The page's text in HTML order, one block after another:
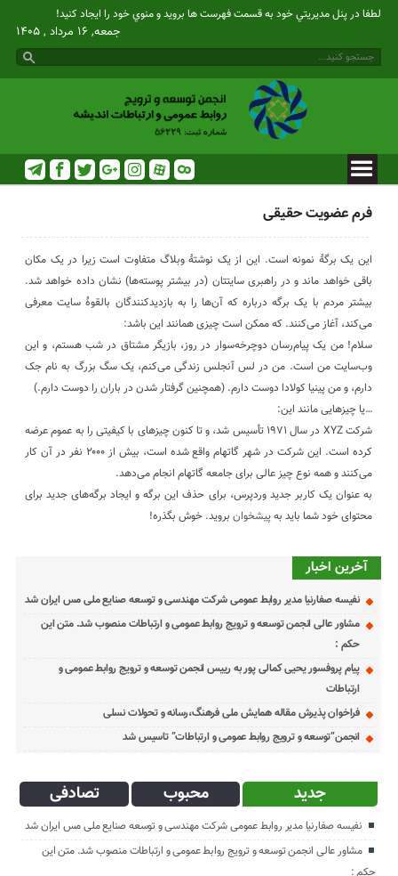
لطفا در پنل مديريتي خود به قسمت فهرست ها برويد و منوي خود را ايجاد كنيد!
جمعه, ۱۶ مرداد , ۱۴۰۵
فرم عضویت حقیقی
این یک برگهٔ نمونه است. این از یک نوشتهٔ وبلاگ متفاوت است زیرا در یک مکان
باقی خواهد ماند و در راهبری سایتتان (در بیشتر پوسته‌ها) نشان داده خواهد شد.
بیشتر مردم با یک برگه درباره که آن‌ها را به بازدیدکنندگان بالقوهٔ سایت معرفی
می‌کند، آغاز می‌کنند. که ممکن است چیزی همانند این باشد:
سلام! من یک پیام‌رسان دوچرخه‌سوار در روز، بازیگر مشتاق در شب هستم، و این
وب‌سایت من است. من در لس آنجلس زندگی می‌کنم، یک سگ بزرگ به نام جک
دارم، و من پینیا کولادا دوست دارم. (همچنین گرفتار شدن در باران را دوست دارم.)
…یا چیزهایی مانند این:
شرکت XYZ در سال ۱۹۷۱ تأسیس شد، و تا کنون چیزهای با کیفیتی را به عموم عرضه
کرده است. این شرکت در شهر گاتهام واقع شده است، بیش از ۲۰۰۰ نفر در آن کار
می‌کنند و همه نوع چیز عالی برای جامعه گاتهام انجام می‌دهد.
به عنوان یک کاربر جدید وردپرس، برای حذف این برگه و ایجاد برگه‌های جدید برای
محتوای خود شما باید بهپیشخوان بروید. خوش بگذره!
آخرین اخبار
نفیسه صفارنیا مدیر روابط‌ عمومی شرکت مهندسی و توسعه صنایع ملی مس ایران شد
مشاور عالی انجمن توسعه و ترویج روابط عمومی و ارتباطات منصوب شد. متن این
حکم :
پیام پروفسور یحیی کمالی پور به رییس انجمن توسعه و ترویج روابط عمومی و
ارتباطات
فراخوان پذیرش مقاله همایش ملی فرهنگ،رسانه و تحولات نسلی
انجمن”توسعه و ترویج روابط عمومی و ارتباطات” تاسیس شد
جدید محبوب تصادفی
نفیسه صفارنیا مدیر روابط‌ عمومی شرکت مهندسی و توسعه صنایع ملی مس ایران شد
مشاور عالی انجمن توسعه و ترویج روابط عمومی و ارتباطات منصوب شد. متن این
حکم :